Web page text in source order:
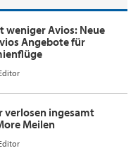
weniger Avios: Neue
Angebote für
verlosen ingesamt
Meilen